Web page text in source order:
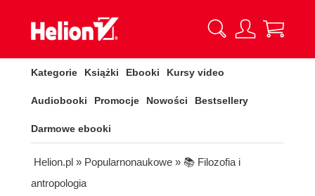
Kategorie Książki Ebooki Kursy video
Audiobooki Promocje Nowości Bestsellery
Darmowe ebooki
Helion.pl » Popularnonaukowe » 📚 Filozofia i
antropologia